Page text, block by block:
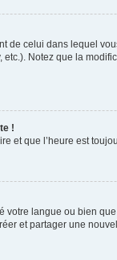
de celui dans lequel
Notez que la
!
et que l’heure est
votre langue ou bien
et partager une